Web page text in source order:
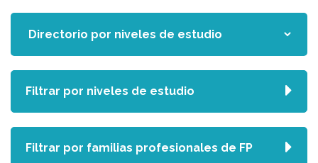
Filtrar por niveles de estudio
Filtrar por familias profesionales de FP